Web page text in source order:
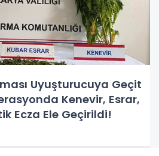
Uyuşturucuya Geçit
Kenevir, Esrar,
Ecza Ele Geçirildi!